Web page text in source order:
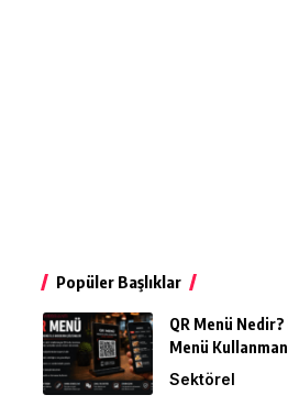
Popüler Başlıklar
QR Menü
Menü
Sektörel